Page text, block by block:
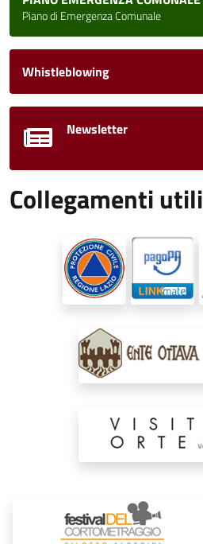
Piano di Emergenza Comunale
Whistleblowing
Newsletter
Collegamenti utili